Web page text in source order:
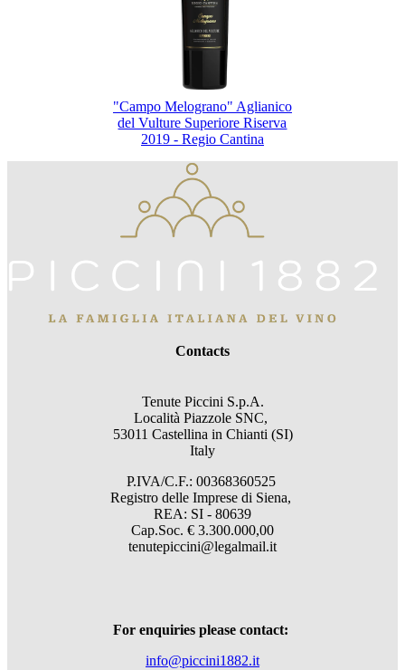
"Campo Melograno" Aglianico
del Vulture Superiore Riserva
2019 - Regio Cantina
Contacts
Tenute Piccini S.p.A.
Località Piazzole SNC,
53011 Castellina in Chianti (SI)
Italy
P.IVA/C.F.: 00368360525
Registro delle Imprese di Siena,
REA: SI - 80639
Cap.Soc. € 3.300.000,00
tenutepiccini@legalmail.it
For enquiries please contact:
info@piccini1882.it